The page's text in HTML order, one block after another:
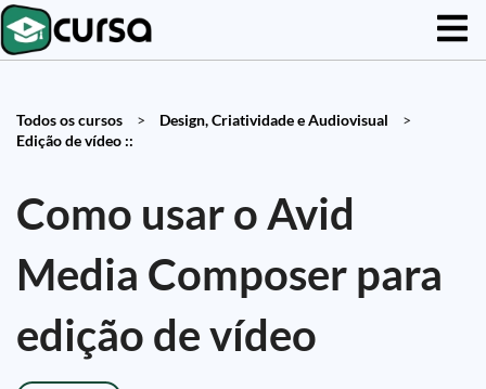
Todos os cursos > Design, Criatividade e Audiovisual
>
Edição de vídeo ::
Como usar o Avid
Media Composer para
edição de vídeo